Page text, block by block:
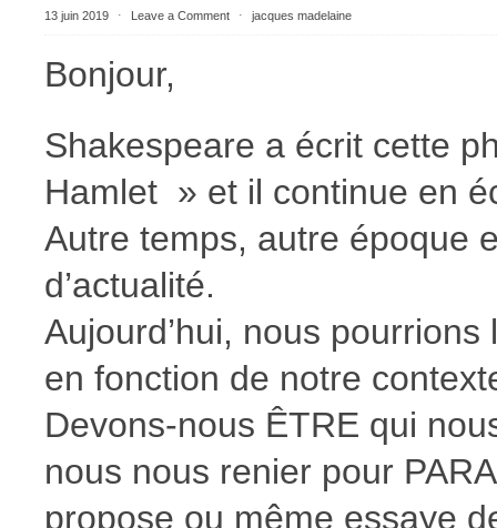
13 juin 2019 ⋅ Leave a Comment ⋅ jacques madelaine
Bonjour,
Shakespeare a écrit cette
Hamlet » et il continue en
Autre temps, autre époque
d’actualité.
Aujourd’hui, nous
en fonction de notre
Devons-nous ÊTRE qui
nous nous renier pour
propose ou même essaye